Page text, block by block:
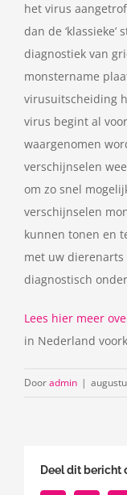
het virus
dan de
diagnostiek van
monstername
virusuitscheiding
virus begint al
waargenomen
verschijnselen
om zo snel
verschijnselen
kunnen tonen en
met uw
diagnostisch
Lees hier meer
in Nederland
Dooradmin |
Deel dit bericht